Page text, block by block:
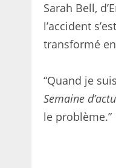
Sarah Bell,
l’accident
transformé
“Quand je
Semaine
le problème.”